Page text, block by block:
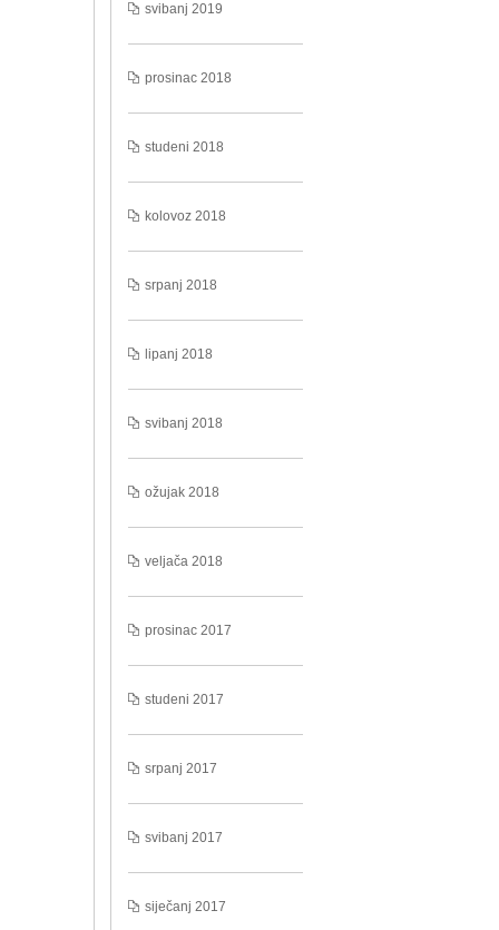
svibanj 2019
prosinac 2018
studeni 2018
kolovoz 2018
srpanj 2018
lipanj 2018
svibanj 2018
ožujak 2018
veljača 2018
prosinac 2017
studeni 2017
srpanj 2017
svibanj 2017
siječanj 2017